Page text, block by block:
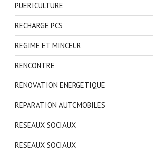
PUERICULTURE
RECHARGE PCS
REGIME ET MINCEUR
RENCONTRE
RENOVATION ENERGETIQUE
REPARATION AUTOMOBILES
RESEAUX SOCIAUX
RESEAUX SOCIAUX